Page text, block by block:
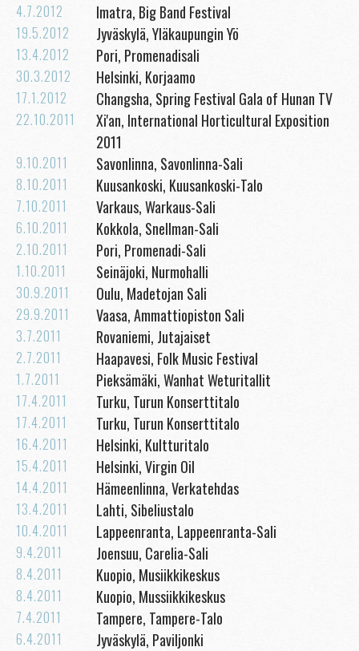
4.7.2012 Imatra, Big Band Festival
19.5.2012 Jyväskylä, Yläkaupungin Yö
13.4.2012 Pori, Promenadisali
30.3.2012 Helsinki, Korjaamo
17.1.2012 Changsha, Spring Festival Gala of Hunan TV
22.10.2011
Xi'an, International Horticultural Exposition
2011
9.10.2011 Savonlinna, Savonlinna-Sali
8.10.2011 Kuusankoski, Kuusankoski-Talo
7.10.2011 Varkaus, Warkaus-Sali
6.10.2011 Kokkola, Snellman-Sali
2.10.2011 Pori, Promenadi-Sali
1.10.2011 Seinäjoki, Nurmohalli
30.9.2011 Oulu, Madetojan Sali
29.9.2011 Vaasa, Ammattiopiston Sali
3.7.2011 Rovaniemi, Jutajaiset
2.7.2011 Haapavesi, Folk Music Festival
1.7.2011 Pieksämäki, Wanhat Weturitallit
17.4.2011 Turku, Turun Konserttitalo
17.4.2011 Turku, Turun Konserttitalo
16.4.2011 Helsinki, Kultturitalo
15.4.2011 Helsinki, Virgin Oil
14.4.2011 Hämeenlinna, Verkatehdas
13.4.2011 Lahti, Sibeliustalo
10.4.2011 Lappeenranta, Lappeenranta-Sali
9.4.2011 Joensuu, Carelia-Sali
8.4.2011 Kuopio, Musiikkikeskus
8.4.2011 Kuopio, Mussiikkikeskus
7.4.2011 Tampere, Tampere-Talo
6.4.2011 Jyväskylä, Paviljonki